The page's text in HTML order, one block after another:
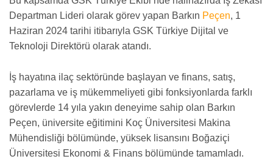
Departman Lideri olarak görev yapan Barkın Peçen, 1
Haziran 2024 tarihi itibarıyla GSK Türkiye Dijital ve
Teknoloji Direktörü olarak atandı.
İş hayatına ilaç sektöründe başlayan ve finans, satış,
pazarlama ve iş mükemmeliyeti gibi fonksiyonlarda farklı
görevlerde 14 yıla yakın deneyime sahip olan Barkın
Peçen, üniversite eğitimini Koç Üniversitesi Makina
Mühendisliği bölümünde, yüksek lisansını Boğaziçi
Üniversitesi Ekonomi & Finans bölümünde tamamladı.